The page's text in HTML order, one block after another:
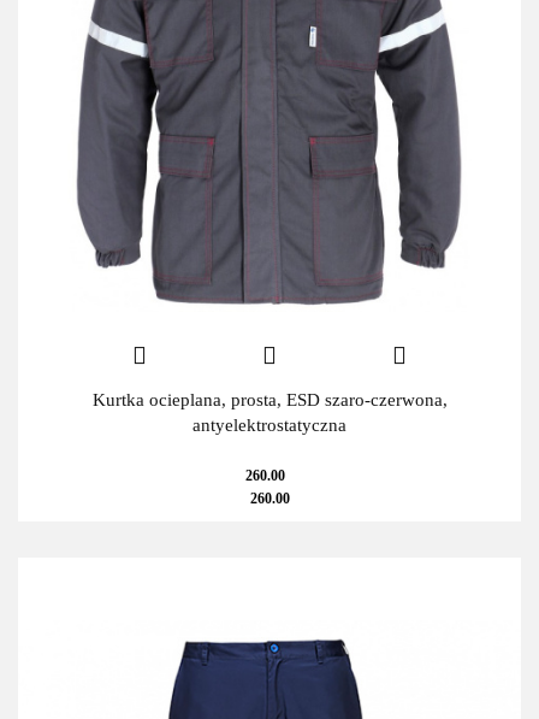
Kurtka ocieplana, prosta, ESD szaro-czerwona,
antyelektrostatyczna
260.00
260.00